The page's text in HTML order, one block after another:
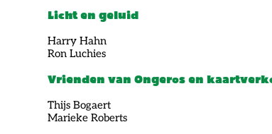
Licht en geluid
Harry Hahn
Ron Luchies
Vrienden van Ongeros en
Thijs Bogaert
Marieke Roberts